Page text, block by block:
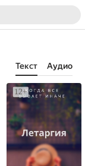
Текст Аудио